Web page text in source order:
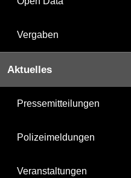
Vergaben
Aktuelles
Pressemitteilungen
Polizeimeldungen
Veranstaltungen